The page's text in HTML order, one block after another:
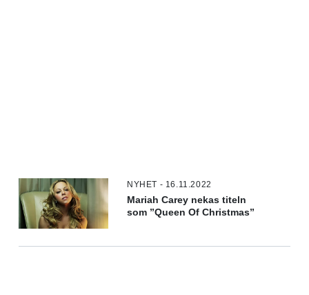
NYHET - 16.11.2022
Mariah Carey nekas titeln
som ”Queen Of Christmas”